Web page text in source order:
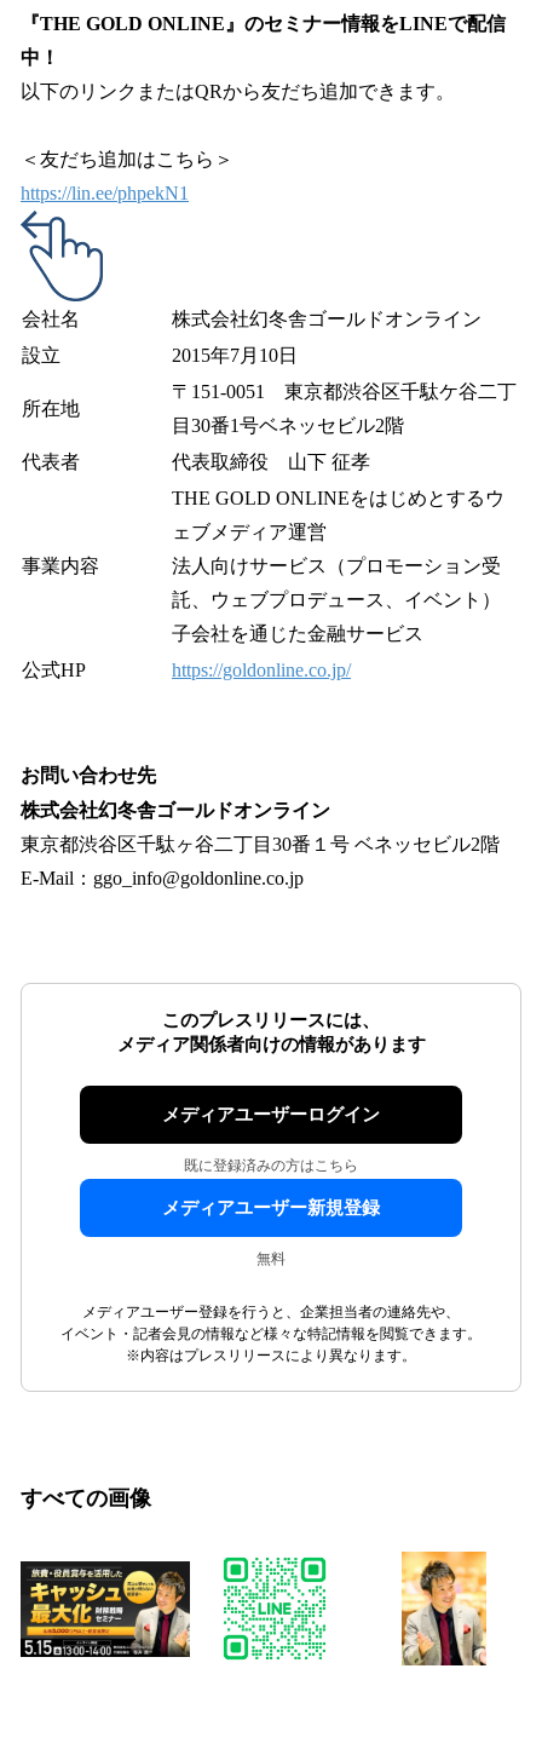
『THE GOLD ONLINE』のセミナー情報をLINEで配信
中！
以下のリンクまたはQRから友だち追加できます。
＜友だち追加はこちら＞
https://lin.ee/phpekN1
会社名
株式会社幻冬舎ゴールドオンライン
設立
2015年7月10日
所在地
〒151-0051 東京都渋谷区千駄ケ谷二丁
目30番1号ベネッセビル2階
代表者
代表取締役 山下 征孝
事業内容
THE GOLD ONLINEをはじめとするウ
ェブメディア運営
法人向けサービス（プロモーション受
託、ウェブプロデュース、イベント）
子会社を通じた金融サービス
公式HP
https://goldonline.co.jp/
お問い合わせ先
株式会社幻冬舎ゴールドオンライン
東京都渋谷区千駄ヶ谷二丁目30番１号 ベネッセビル2階
E-Mail：ggo_info@goldonline.co.jp
このプレスリリースには、
メディア関係者向けの情報があります
メディアユーザーログイン
既に登録済みの方はこちら
メディアユーザー新規登録
無料
メディアユーザー登録を行うと、企業担当者の連絡先や、
イベント・記者会見の情報など様々な特記情報を閲覧できます。
※内容はプレスリリースにより異なります。
すべての画像